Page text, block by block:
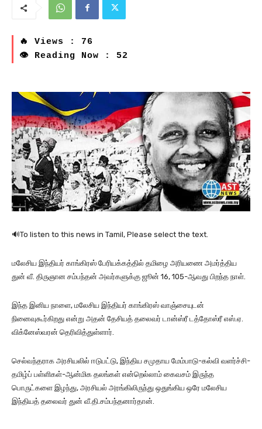
🔥 Views : 76
👁 Reading Now : 52
🔊To listen to this news in Tamil, Please select the text.
மலேசிய இந்தியர் காங்கிரஸ் பேரியக்கத்தில் தமிழை அரியணை அமர்த்திய
துன் வீ. திருஞான சம்பந்தன் அவர்களுக்கு ஜூன் 16, 105-ஆவது பிறந்த நாள்.
இந்த இனிய நாளை, மலேசிய இந்தியர் காங்கிரஸ் வாஞ்சையுடன்
நினைவுகூர்கிறது என்று அதன் தேசியத் தலைவர் டான்ஸ்ரீ டத்தோஸ்ரீ எஸ்.ஏ.
விக்னேஸ்வரன் தெரிவித்துள்ளார்.
செல்வந்தராக அரசியலில் ஈடுபட்டு, இந்திய சமுதாய மேம்பாடு-கல்வி வளர்ச்சி-
தமிழ்ப் பள்ளிகள்-ஆன்மிக தலங்கள் என்றெல்லாம் கைவசம் இருந்த
பொருட்களை இழந்து, அரசியல் அரங்கிலிருந்து ஒதுங்கிய ஒரே மலேசிய
இந்தியத் தலைவர் துன் வீ.தி.சம்பந்தனார்தான்.